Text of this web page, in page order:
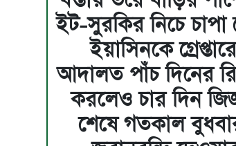
ইট-সুরকির নিচে চাপা
ইয়াসিনকে
আদালত পাঁচ দিনের
করলেও চার দিন
শেষে গতকাল